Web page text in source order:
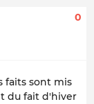
0
faits sont mis
du fait d'hiver